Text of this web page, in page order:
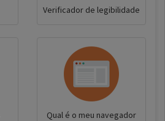
Verificador de legibilidade
Qual é o meu navegador